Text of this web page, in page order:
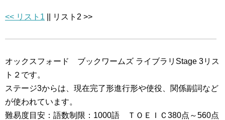
<< リスト1 || リスト2 >>
オックスフォード ブックワームズ ライブラリStage 3リス
ト２です。
ステージ3からは、現在完了形進行形や使役、関係副詞など
が使われています。
難易度目安：語数制限：1000語 ＴＯＥＩＣ380点～560点